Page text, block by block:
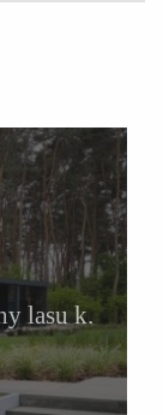
lasu k.